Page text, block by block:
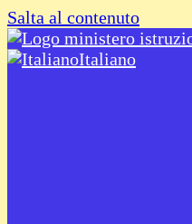
Salta al contenuto
Italiano